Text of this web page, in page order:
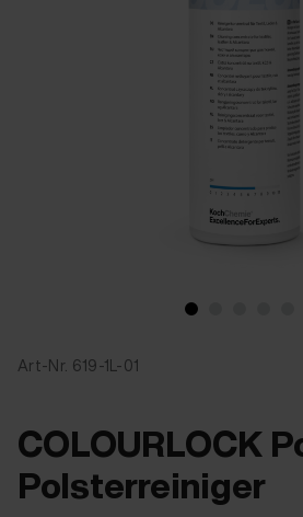
Art-Nr. 619-1L-01
COLOURLOCK
Polsterreiniger